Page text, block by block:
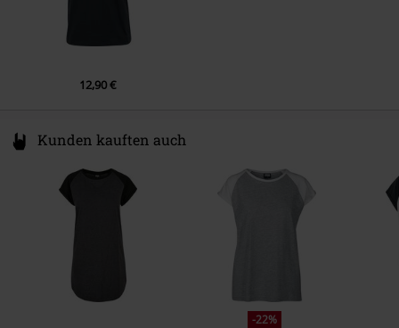
12,90 €
Kunden kauften auch
-22%